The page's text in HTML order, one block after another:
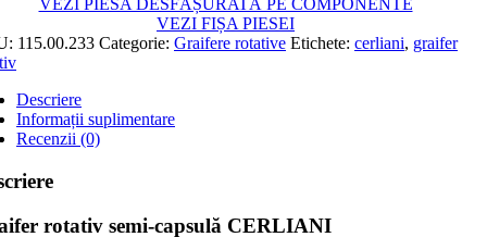
VEZI PIESA DESFĂȘURATĂ PE COMPONENTE
VEZI FIȘA PIESEI
115.00.233 Categorie: Graifere rotative Etichete: cerliani, graifer
Descriere
Informații suplimentare
Recenzii (0)
rotativ semi-capsulă CERLIANI